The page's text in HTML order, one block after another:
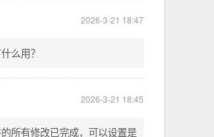
佩枯措、曲登尼玛冰川、樟木
区需办理边防证，建议越野
加德满都，沿途风景绝美。
么用？